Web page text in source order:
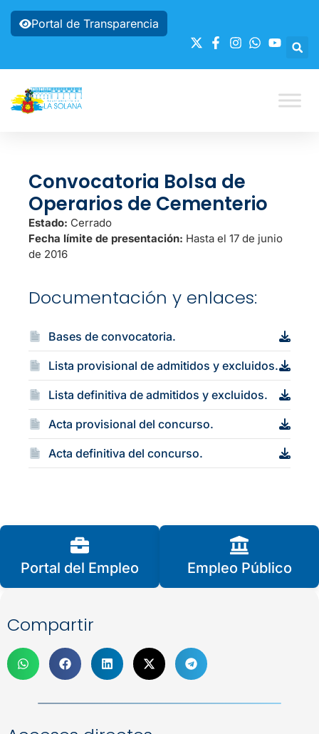
Portal de Transparencia
Convocatoria Bolsa de
Operarios de Cementerio
Estado: Cerrado
Fecha límite de presentación: Hasta el 17 de junio
de 2016
Documentación y enlaces:
Bases de convocatoria.
Lista provisional de admitidos y excluidos.
Lista definitiva de admitidos y excluidos.
Acta provisional del concurso.
Acta definitiva del concurso.
Portal del Empleo Empleo Público
Compartir